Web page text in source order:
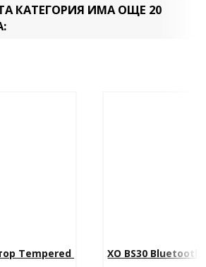
КАТЕГОРИЯ ИМА ОЩЕ 20
Tempered XO BS30